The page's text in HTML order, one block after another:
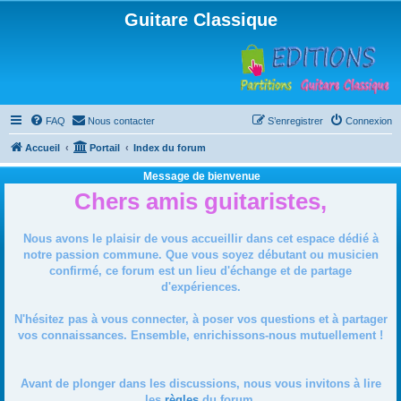
Guitare Classique
FAQ Nous contacter Connexion
S’enregistrer
Accueil Portail Index du forum
Message de bienvenue
Chers amis guitaristes,
Nous avons le plaisir de vous accueillir dans cet espace dédié à
notre passion commune. Que vous soyez débutant ou musicien
confirmé, ce forum est un lieu d'échange et de partage
d'expériences.
N'hésitez pas à vous connecter, à poser vos questions et à partager
vos connaissances. Ensemble, enrichissons-nous mutuellement !
Avant de plonger dans les discussions, nous vous invitons à lire